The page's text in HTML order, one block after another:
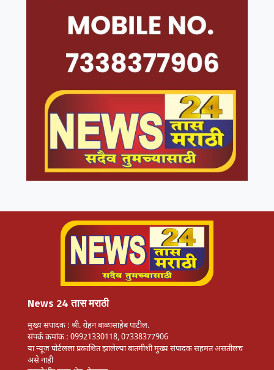
News 24 तास मराठी
मुख्य संपादक : श्री. रोहन बाळासाहेब पाटील.
संपर्क क्रमांक : 09921330118, 07338377906
या न्यूज पोर्टलला प्रकाशित झालेल्या बातमीशी मुख्य संपादक सहमत असतीलच
असे नाही